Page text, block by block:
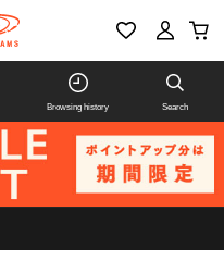
Browsing history Search